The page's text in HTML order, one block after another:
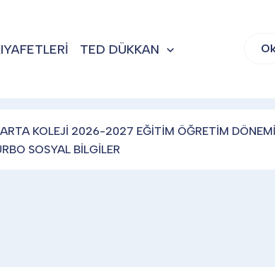
TED DÜKKAN
KOLEJİ 2026-2027 EĞİTİM ÖĞRETİM
SOSYAL BİLGİLER